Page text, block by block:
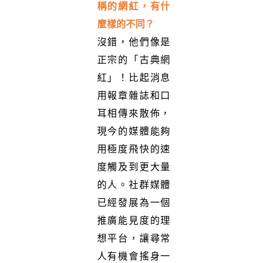
稱的網紅，有什
麼樣的不同？
沒錯，他們像是
正宗的「古典網
紅」！比起消息
用報章雜誌和口
耳相傳來散佈，
現今的媒體能夠
用極度飛快的速
度觸及到更大量
的人。社群媒體
已經發展為一個
推廣能見度的理
想平台，讓尋常
人有機會搖身一